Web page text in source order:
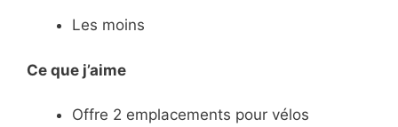
Les moins
Ce que j’aime
​Offre 2 emplacements pour vélos